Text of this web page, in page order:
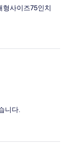
형사이즈75인치
니다.